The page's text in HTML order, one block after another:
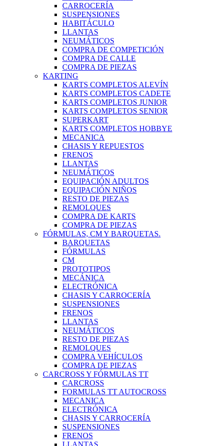
CARROCERÍA
SUSPENSIONES
HABITÁCULO
LLANTAS
NEUMÁTICOS
COMPRA DE COMPETICIÓN
COMPRA DE CALLE
COMPRA DE PIEZAS
KARTING
KARTS COMPLETOS ALEVÍN
KARTS COMPLETOS CADETE
KARTS COMPLETOS JUNIOR
KARTS COMPLETOS SENIOR
SUPERKART
KARTS COMPLETOS HOBBYE
MECANICA
CHASIS Y REPUESTOS
FRENOS
LLANTAS
NEUMÁTICOS
EQUIPACIÓN ADULTOS
EQUIPACIÓN NIÑOS
RESTO DE PIEZAS
REMOLQUES
COMPRA DE KARTS
COMPRA DE PIEZAS
FÓRMULAS, CM Y BARQUETAS.
BARQUETAS
FÓRMULAS
CM
PROTOTIPOS
MECÁNICA
ELECTRÓNICA
CHASIS Y CARROCERÍA
SUSPENSIONES
FRENOS
LLANTAS
NEUMÁTICOS
RESTO DE PIEZAS
REMOLQUES
COMPRA VEHÍCULOS
COMPRA DE PIEZAS
CARCROSS Y FÓRMULAS TT
CARCROSS
FORMULAS TT AUTOCROSS
MECANICA
ELECTRÓNICA
CHASIS Y CARROCERÍA
SUSPENSIONES
FRENOS
LLANTAS